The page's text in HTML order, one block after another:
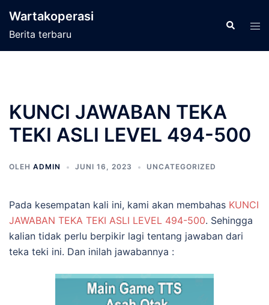
Wartakoperasi
Berita terbaru
Cari
KUNCI JAWABAN TEKA
TEKI ASLI LEVEL 494-500
OLEH ADMIN JUNI 16, 2023 UNCATEGORIZED
Pada kesempatan kali ini, kami akan membahas KUNCI
JAWABAN TEKA TEKI ASLI LEVEL 494-500. Sehingga
kalian tidak perlu berpikir lagi tentang jawaban dari
teka teki ini. Dan inilah jawabannya :